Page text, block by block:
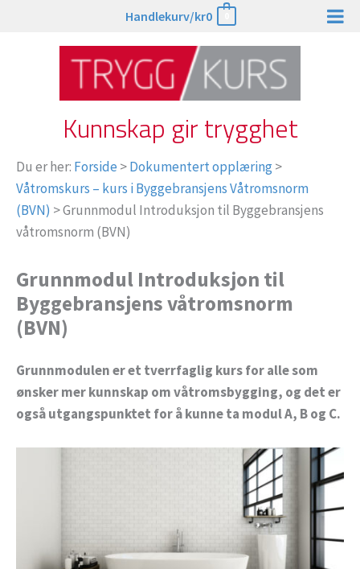
Handlekurv/kr0
Kunnskap gir trygghet
Du er her: Forside >Dokumentert opplæring>
Våtromskurs – kurs i Byggebransjens Våtromsnorm
(BVN) >Grunnmodul Introduksjon til Byggebransjens
våtromsnorm (BVN)
Grunnmodul Introduksjon til
Byggebransjens våtromsnorm
(BVN)
Grunnmodulen er et tverrfaglig kurs for alle som
ønsker mer kunnskap om våtromsbygging, og det er
også utgangspunktet for å kunne ta modul A, B og C.